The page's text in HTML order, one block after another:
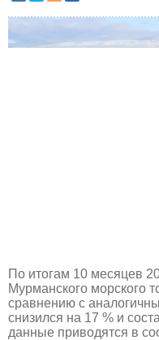
По итогам 10 месяцев
Мурманского морского
сравнению с
снизился на 17 % и
данные приводятся в